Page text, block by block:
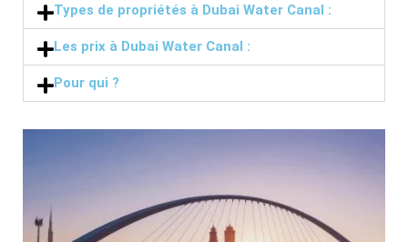
Types de propriétés à Dubai Water Canal :
Les prix à Dubai Water Canal :
Pour qui ?